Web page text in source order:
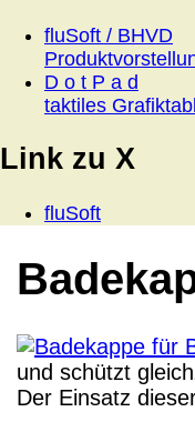
fluSoft / BHVD
D o t P a d
taktiles
Link zu X
fluSoft
und schützt
Der Einsatz